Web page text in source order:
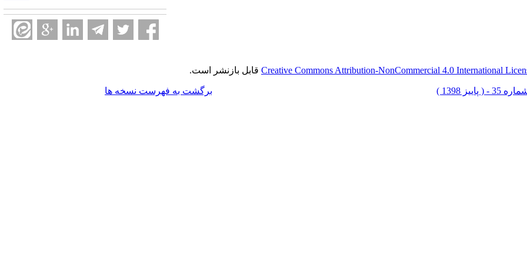
Creative Commons Attribution-NonCommercial 4.0 International قابل بازنشر است.
برگشت به فهرست نسخه ها